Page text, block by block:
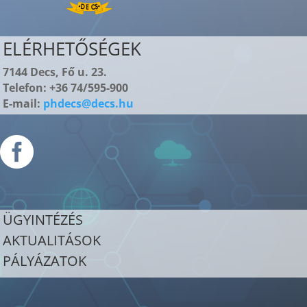
ELÉRHETŐSÉGEK
7144 Decs, Fő u. 23.
Telefon: +36 74/595-900
E-mail: phdecs@decs.hu

ÜGYINTÉZÉS
AKTUALITÁSOK
PÁLYÁZATOK